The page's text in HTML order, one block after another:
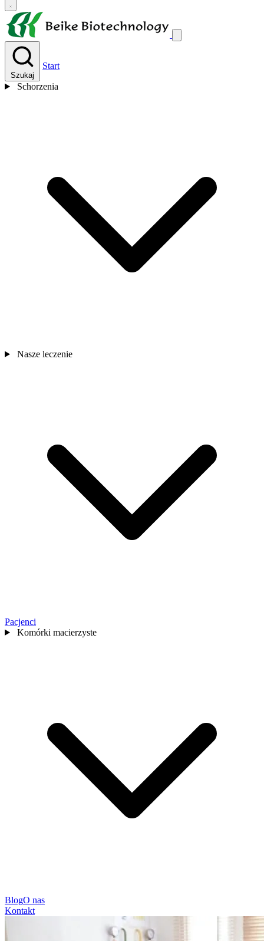
Szukaj
Start
Schorzenia
Nasze leczenie
Pacjenci
Komórki macierzyste
BlogO nas
Kontakt